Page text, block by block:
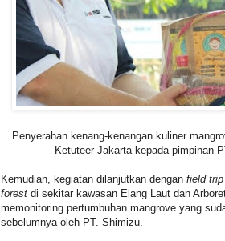
Penyerahan kenang-kenangan kuliner
Ketuteer Jakarta kepada pimpinan
Kemudian, kegiatan dilanjutkan dengan field trip
forest di sekitar kawasan Elang Laut dan
memonitoring pertumbuhan mangrove yang
sebelumnya oleh PT. Shimizu.